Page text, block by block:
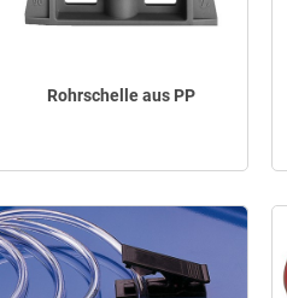
Rohrschelle aus PP